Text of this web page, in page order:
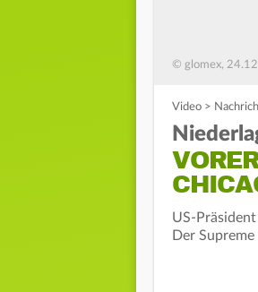
© glomex,
Video >
US-
Der